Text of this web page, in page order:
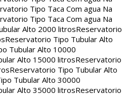
Tipo Taca Com agua Na
Tipo Taca Com agua Na
Alto 2000 litrosReservatorio
Reservatorio Tipo Tubular Alto
Tubular Alto 10000
Alto 15000 litrosReservatorio
Reservatorio Tipo Tubular Alto
Tubular Alto 30000
Alto 35000 litrosReservatorio